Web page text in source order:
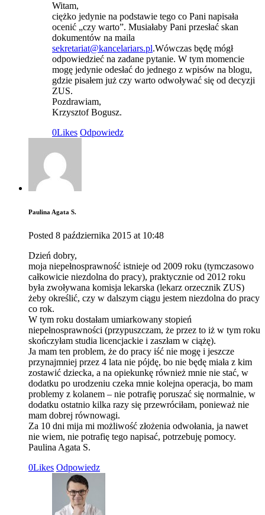
Witam,
ciężko jedynie na podstawie tego co Pani napisała
ocenić „czy warto”. Musiałaby Pani przesłać skan
dokumentów na maila
sekretariat@kancelariars.pl.Wówczas będę mógł
odpowiedzieć na zadane pytanie. W tym momencie
mogę jedynie odesłać do jednego z wpisów na blogu,
gdzie pisałem już czy warto odwoływać się od decyzji
ZUS.
Pozdrawiam,
Krzysztof Bogusz.
0Likes Odpowiedz
Paulina Agata S.
Posted 8 października 2015 at 10:48
Dzień dobry,
moja niepełnosprawność istnieje od 2009 roku (tymczasowo
całkowicie niezdolna do pracy), praktycznie od 2012 roku
była zwoływana komisja lekarska (lekarz orzecznik ZUS)
żeby określić, czy w dalszym ciągu jestem niezdolna do pracy
co rok.
W tym roku dostałam umiarkowany stopień
niepełnosprawności (przypuszczam, że przez to iż w tym roku
skończyłam studia licencjackie i zaszłam w ciążę).
Ja mam ten problem, że do pracy iść nie mogę i jeszcze
przynajmniej przez 4 lata nie pójdę, bo nie będę miała z kim
zostawić dziecka, a na opiekunkę również mnie nie stać, w
dodatku po urodzeniu czeka mnie kolejna operacja, bo mam
problemy z kolanem – nie potrafię poruszać się normalnie, w
dodatku ostatnio kilka razy się przewróciłam, ponieważ nie
mam dobrej równowagi.
Za 10 dni mija mi możliwość złożenia odwołania, ja nawet
nie wiem, nie potrafię tego napisać, potrzebuję pomocy.
Paulina Agata S.
0Likes Odpowiedz